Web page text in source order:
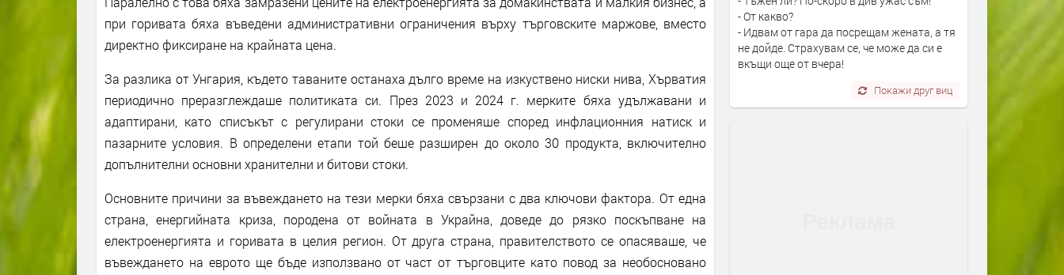
при горивата бяха въведени административни ограничения върху търговските маржове, вместо
директно фиксиране на крайната цена.
За разлика от Унгария, където таваните останаха дълго време на изкуствено ниски нива, Хърватия
периодично преразглеждаше политиката си. През 2023 и 2024 г. мерките бяха удължавани и
адаптирани, като списъкът с регулирани стоки се променяше според инфлационния натиск и
пазарните условия. В определени етапи той беше разширен до около 30 продукта, включително
допълнителни основни хранителни и битови стоки.
Основните причини за въвеждането на тези мерки бяха свързани с два ключови фактора. От една
страна, енергийната криза, породена от войната в Украйна, доведе до рязко поскъпване на
електроенергията и горивата в целия регион. От друга страна, правителството се опасяваше, че
въвеждането на еврото ще бъде използвано от част от търговците като повод за необосновано
- От какво?
- Идвам от гара да посрещам жената, а тя
не дойде. Страхувам се, че може да си е
вкъщи още от вчера!
Покажи друг виц